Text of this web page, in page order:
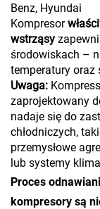
Benz, Hyundai
Kompresor
wstrząsy
środowiskach –
temperatury oraz
Uwaga:
zaprojektowany
nadaje się do
chłodniczych,
przemysłowe
lub systemy
Proces
kompresory są